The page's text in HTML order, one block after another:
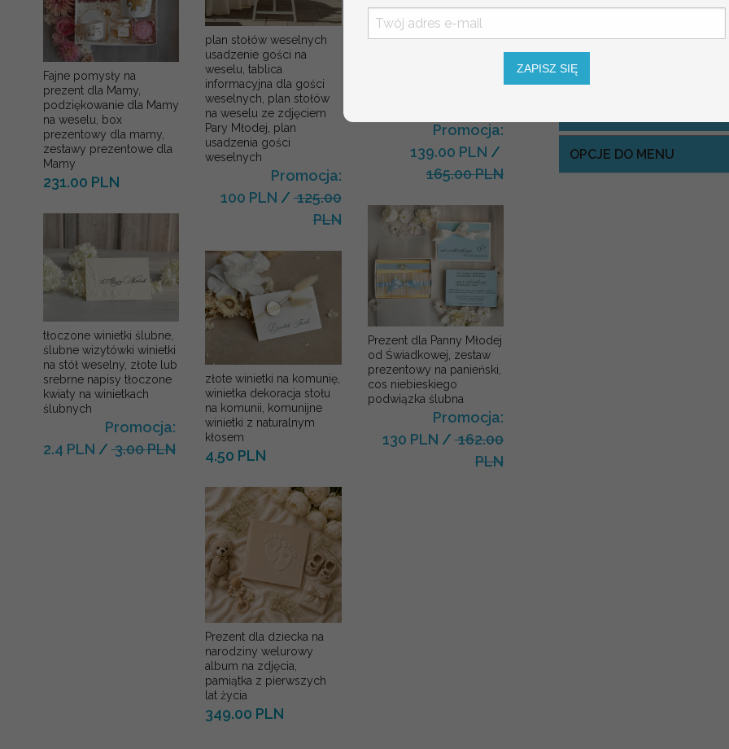
Fajne pomysły na
prezent dla Mamy,
podziękowanie dla Mamy
na weselu, box
prezentowy dla mamy,
zestawy prezentowe dla
Mamy
231.00 PLN
tłoczone winietki ślubne,
ślubne wizytówki winietki
na stół weselny, złote lub
srebrne napisy tłoczone
kwiaty na winietkach
ślubnych
Promocja:
2.4 PLN / 3.00 PLN
plan stołów weselnych
usadzenie gości na
weselu, tablica
informacyjna dla gości
weselnych, plan stołów
na weselu ze zdjęciem
Pary Młodej, plan
usadzenia gości
weselnych
Promocja:
100 PLN /125.00
PLN
złote winietki na komunię,
winietka dekoracja stołu
na komunii, komunijne
winietki z naturalnym
kłosem
4.50 PLN
Prezent dla dziecka na
narodziny welurowy
album na zdjęcia,
pamiątka z pierwszych
lat życia
349.00 PLN
Komunijne
Promocja:
139.00 PLN /
165.00 PLN
Prezent dla Panny Młodej
od Świadkowej, zestaw
prezentowy na panieński,
cos niebieskiego
podwiązka ślubna
Promocja:
130 PLN / 162.00
PLN
KOLOR PAPIERU NA
OPCJE DO MENU
ZAPISZ SIĘ